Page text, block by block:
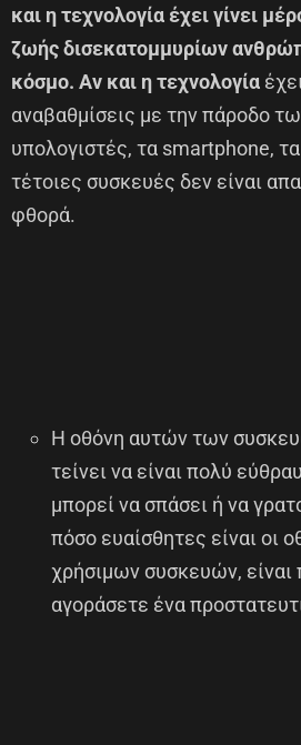
και η τεχνολογία έχει γίνει
ζωής δισεκατομμυρίων
κόσμο. Αν και η τεχνολογία
αναβαθμίσεις με την πάροδο
υπολογιστές, τα smartphone,
τέτοιες συσκευές δεν είναι
φθορά.
Η οθόνη αυτών των
τείνει να είναι πολύ
μπορεί να σπάσει ή να
πόσο ευαίσθητες είναι οι
χρήσιμων συσκευών, είναι
αγοράσετε ένα